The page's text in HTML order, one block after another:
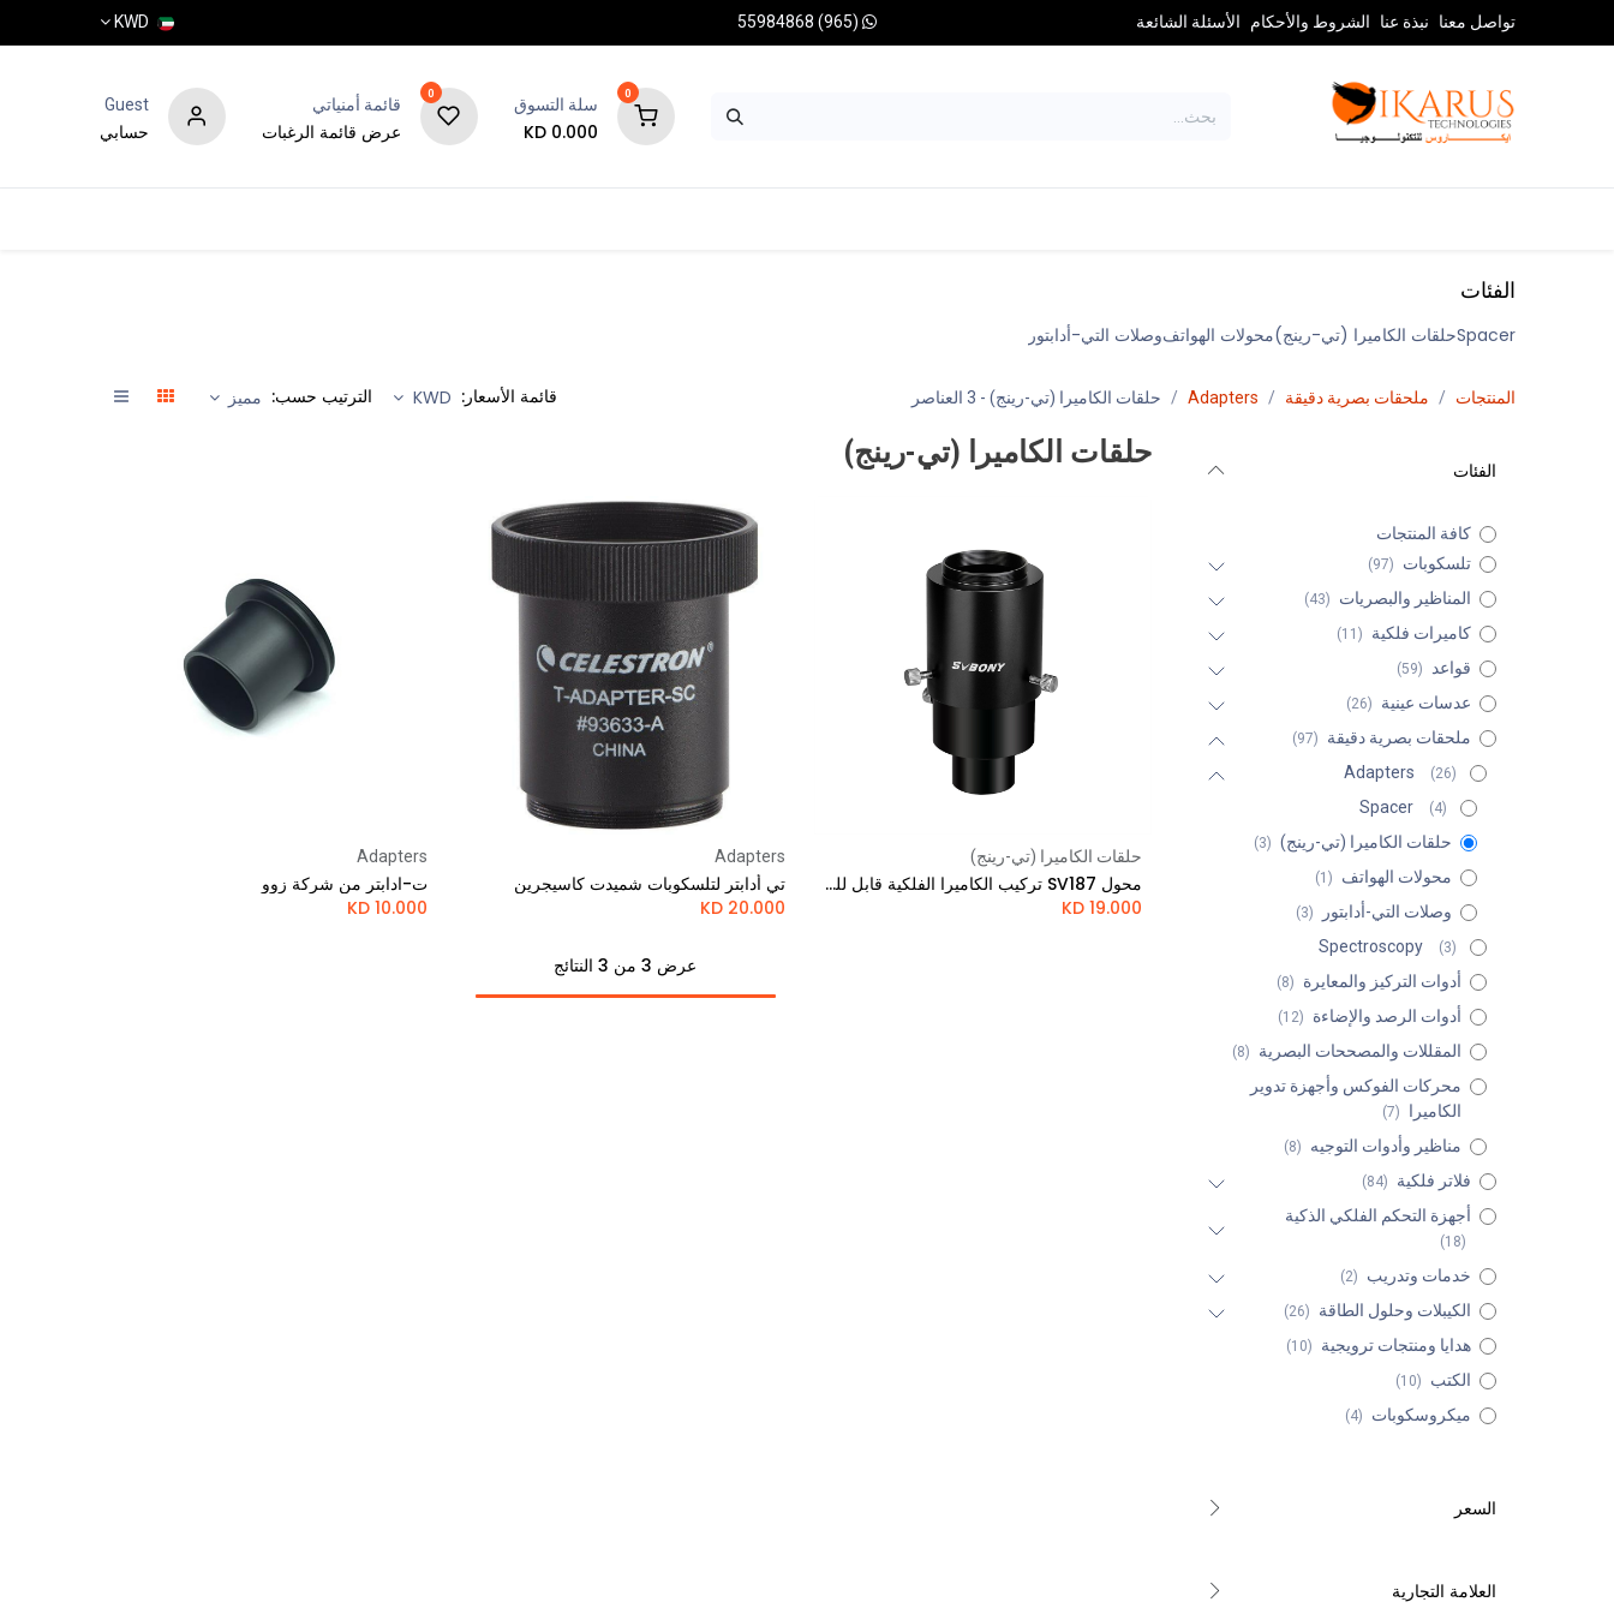
تخطي للذهاب إلى المحتوى
تواصل معنا نبذة عنا الشروط والأحكام الأسئلة الشائعة (965) 55984868
KWD
0
سلة التسوق
0.000
KD
0
قائمة أمنياتي
عرض قائمة الرغبات
Guest
حسابي
الفئات
Spacerحلقات الكاميرا (تي-رينج)محولات الهواتفوصلات التي-أدابتور
المنتجات ملحقات بصرية دقيقة Adapters حلقات الكاميرا (تي-رينج) - 3 العناصر قائمة الأسعار: KWD الترتيب حسب: مميز
الفئات
كافة المنتجات
تلسكوبات
(97)
المناظير والبصريات (43)
كاميرات فلكية (11)
قواعد (59)
عدسات عينية (26)
ملحقات بصرية دقيقة (97)
Adapters (26)
Spacer (4)
حلقات الكاميرا (تي-رينج) (3)
محولات الهواتف (1)
وصلات التي-أدابتور (3)
Spectroscopy (3)
أدوات التركيز والمعايرة (8)
أدوات الرصد والإضاءة (12)
المقللات والمصححات البصرية (8)
محركات الفوكس وأجهزة تدوير
الكاميرا
(7)
مناظير وأدوات التوجيه (8)
فلاتر فلكية (84)
أجهزة التحكم الفلكي الذكية
(18)
خدمات وتدريب (2)
الكيبلات وحلول الطاقة (26)
هدايا ومنتجات ترويجية (10)
الكتب (10)
ميكروسكوبات (4)
السعر
العلامة التجارية
حلقات الكاميرا (تي-رينج)
Add to Cart
حلقات الكاميرا (تي-رينج)
محول SV187 تركيب الكاميرا الفلكية قابل للتعديل 1.25 بوصة من
19.000
KD
Adapters
تي أدابتر لتلسكوبات شميدت كاسيجرين
20.000
KD
Adapters
ت-ادابتر من شركة زوو
10.000
KD
عرض 3 من 3 النتائج